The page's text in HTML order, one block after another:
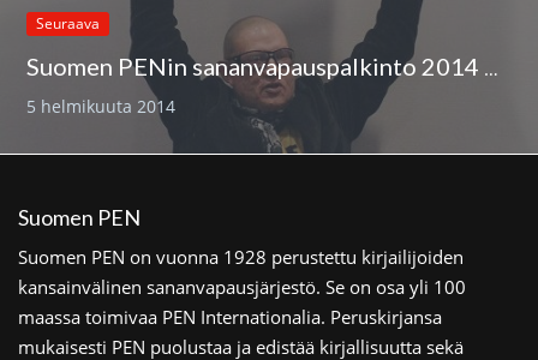
Seuraava
Suomen PENin sananvapauspalkinto 2014 Kimmo Oksaselle
5 helmikuuta 2014
Suomen PEN
Suomen PEN on vuonna 1928 perustettu kirjailijoiden
kansainvälinen sananvapausjärjestö. Se on osa yli 100
maassa toimivaa PEN Internationalia. Peruskirjansa
mukaisesti PEN puolustaa ja edistää kirjallisuutta sekä